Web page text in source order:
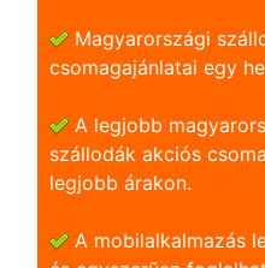
Magyarországi
csomagajánlatai egy
A legjobb
szállodák akciós
legjobb árakon.
A mobilalkalmazás